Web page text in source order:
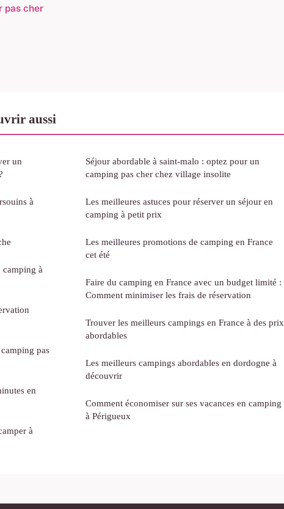
pas cher
aussi
un
à
camping à
pas
en
à
Séjour abordable à saint-malo : optez pour un
camping pas cher chez village insolite
Les meilleures astuces pour réserver un séjour en
camping à petit prix
Les meilleures promotions de camping en France
cet été
Faire du camping en France avec un budget limité :
Comment minimiser les frais de réservation
Trouver les meilleurs campings en France à des prix
abordables
Les meilleurs campings abordables en dordogne à
découvrir
Comment économiser sur ses vacances en camping
à Périgueux